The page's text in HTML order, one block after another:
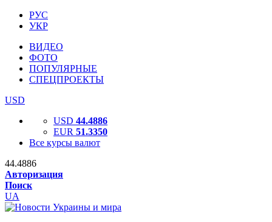
РУС
УКР
ВИДЕО
ФОТО
ПОПУЛЯРНЫЕ
СПЕЦПРОЕКТЫ
USD
USD 44.4886
EUR 51.3350
Все курсы валют
44.4886
Авторизация
Поиск
UA